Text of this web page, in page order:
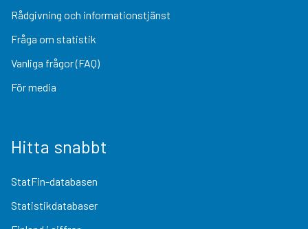
Rådgivning och informationstjänst
Fråga om statistik
Vanliga frågor (FAQ)
För media
Hitta snabbt
StatFin-databasen
Statistikdatabaser